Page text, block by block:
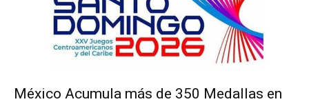
México Acumula más de 350 Medallas en